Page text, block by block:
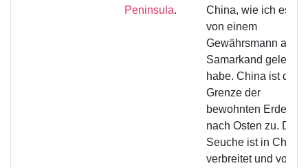
Peninsula.
China, wie ich es
von einem
Gewährsmann aus
Samarkand gelernt
habe. China ist die
Grenze der
bewohnten Erde
nach Osten zu. Die
Seuche ist in China
verbreitet und von